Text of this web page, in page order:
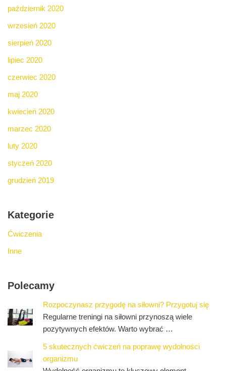
październik 2020
wrzesień 2020
sierpień 2020
lipiec 2020
czerwiec 2020
maj 2020
kwiecień 2020
marzec 2020
luty 2020
styczeń 2020
grudzień 2019
Kategorie
Ćwiczenia
Inne
Polecamy
Rozpoczynasz przygodę na siłowni? Przygotuj się
Regularne treningi na siłowni przynoszą wiele
pozytywnych efektów. Warto wybrać …
5 skutecznych ćwiczeń na poprawę wydolności
organizmu